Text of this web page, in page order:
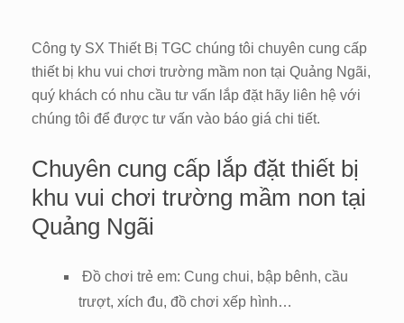
Công ty SX Thiết Bị TGC chúng tôi chuyên cung cấp
thiết bị khu vui chơi trường mầm non tại Quảng Ngãi,
quý khách có nhu cầu tư vấn lắp đặt hãy liên hệ với
chúng tôi để được tư vấn vào báo giá chi tiết.
Chuyên cung cấp lắp đặt thiết bị
khu vui chơi trường mầm non tại
Quảng Ngãi
Đồ chơi trẻ em: Cung chui, bập bênh, cầu
trượt, xích đu, đồ chơi xếp hình…